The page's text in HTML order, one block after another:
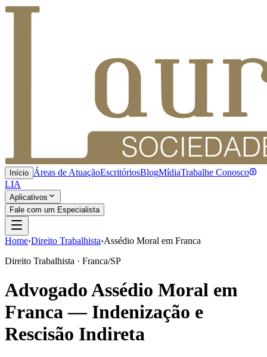
Início Áreas de AtuaçãoEscritóriosBlogMídiaTrabalhe Conosco
LIA
Aplicativos
Fale com um Especialista
Home›Direito Trabalhista›Assédio Moral em Franca
Direito Trabalhista · Franca/SP
Advogado Assédio Moral em
Franca — Indenização e
Rescisão Indireta